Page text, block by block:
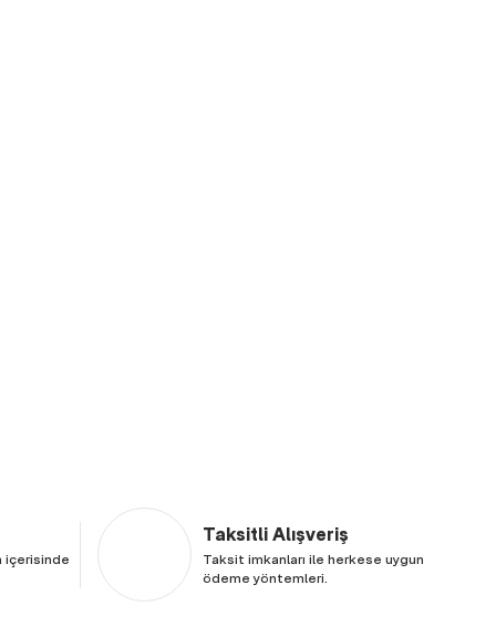
içerisinde
Taksitli Alışveriş
Taksit imkanları ile herkese uygun
ödeme yöntemleri.